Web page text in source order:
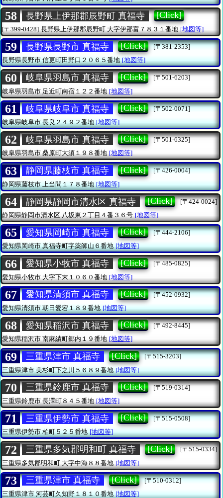
58 長野県上伊那郡辰野町 真福寺 [Click]
[〒399-0428] 長野県上伊那郡辰野町大字伊那富７８３１番地 [地図等]
59 長野県長野市 真福寺 [Click]
[〒381-2353]
長野県長野市信更町田野口２０６５番地 [地図等]
60 岐阜県羽島市 真福寺 [Click]
[〒501-6203]
岐阜県羽島市 足近町南宿１２２番地 [地図等]
61 岐阜県岐阜市 真福寺 [Click]
[〒502-0071]
岐阜県岐阜市長良２４９２番地 [地図等]
62 岐阜県羽島市 真福寺 [Click]
[〒501-6325]
岐阜県羽島市桑原町大須１９８番地 [地図等]
63 静岡県藤枝市 真福寺 [Click]
[〒426-0004]
静岡県藤枝市上当間１７８番地 [地図等]
64 静岡県静岡市清水区 真福寺 [Click]
[〒424-0024]
静岡県静岡市清水区八坂東２丁目４番３６号 [地図等]
65 愛知県岡崎市 真福寺 [Click]
[〒444-2106]
愛知県岡崎市真福寺町字薬師山６番地 [地図等]
66 愛知県小牧市 真福寺 [Click]
[〒485-0825]
愛知県小牧市 大字下末１０６０番地 [地図等]
67 愛知県清須市 真福寺 [Click]
[〒452-0932]
愛知県清須市朝日愛宕１８９番地 [地図等]
68 愛知県稲沢市 真福寺 [Click]
[〒492-8445]
愛知県稲沢市南麻績町郷内１９番地 [地図等]
69 三重県津市 真福寺 [Click]
[〒515-3203]
三重県津市美杉町下之川５６８９番地 [地図等]
70 三重県鈴鹿市 真福寺 [Click]
[〒519-0314]
三重県鈴鹿市 長澤町８４５番地 [地図等]
71 三重県伊勢市 真福寺 [Click]
[〒515-0508]
三重県伊勢市柏町５２５番地 [地図等]
72 三重県多気郡明和町 真福寺 [Click]
[〒515-0334]
三重県多気郡明和町 大字中海８８番地 [地図等]
73 三重県津市 真福寺 [Click]
[〒510-0312]
三重県津市河芸町久知野１８１０番地 [地図等]